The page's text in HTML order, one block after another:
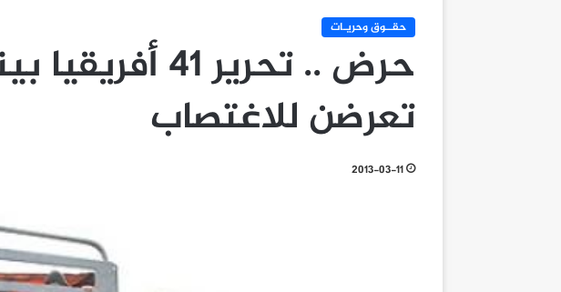
حقــوق وحريـات
تعرضن للاغتصاب
2013-03-11